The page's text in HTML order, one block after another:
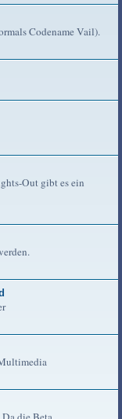
Codename Vail).
Out gibt es ein